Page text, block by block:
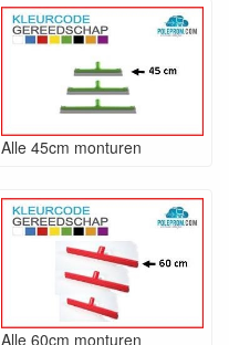
Alle 45cm monturen
Alle 60cm monturen